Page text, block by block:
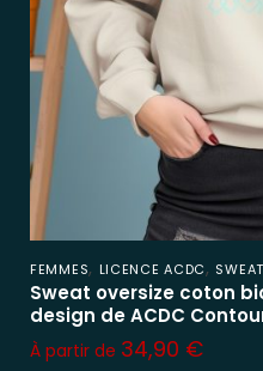
FEMMES, LICENCE ACDC,
Sweat oversize coton
design de ACDC
À partir de 34,90 €